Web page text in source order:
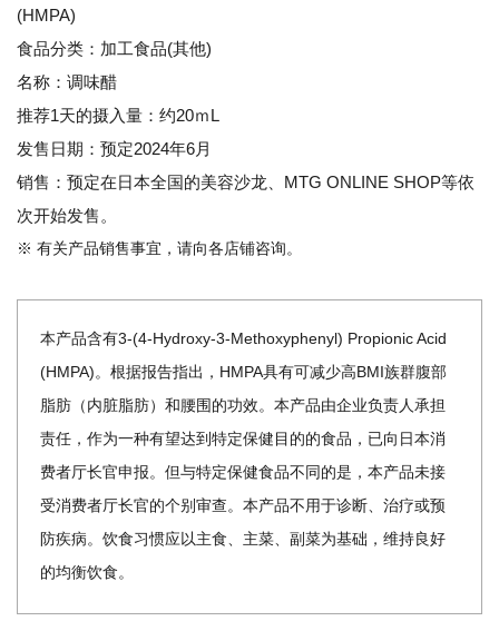
(HMPA)
食品分类：加工食品(其他)
名称：调味醋
推荐1天的摄入量：约20ｍL
发售日期：预定2024年6月
销售：预定在日本全国的美容沙龙、MTG ONLINE SHOP等依
次开始发售。
※ 有关产品销售事宜，请向各店铺咨询。
本产品含有3-(4-Hydroxy-3-Methoxyphenyl) Propionic Acid
(HMPA)。根据报告指出，HMPA具有可减少高BMI族群腹部
脂肪（内脏脂肪）和腰围的功效。本产品由企业负责人承担
责任，作为一种有望达到特定保健目的的食品，已向日本消
费者厅长官申报。但与特定保健食品不同的是，本产品未接
受消费者厅长官的个别审查。本产品不用于诊断、治疗或预
防疾病。饮食习惯应以主食、主菜、副菜为基础，维持良好
的均衡饮食。